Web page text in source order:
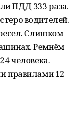
ПДД 333 раза.
водителей.
Слишком
Ремнём
человека.
правилами 12